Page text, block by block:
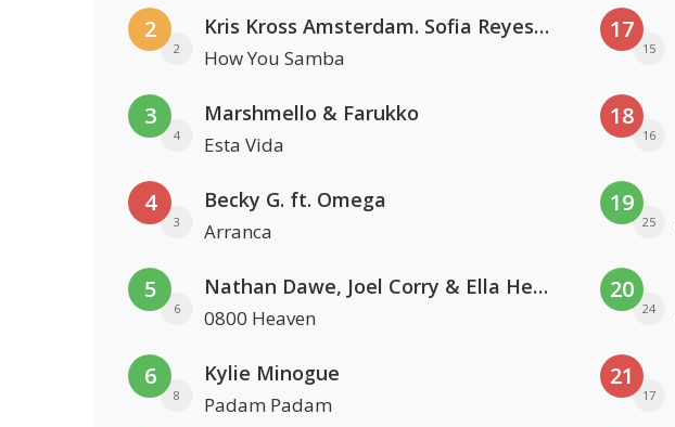
2
2
Kris Kross Amsterdam. Sofia Reyes & Tinie Tempah
How You Samba
3
4
Marshmello & Farukko
Esta Vida
4
3
Becky G. ft. Omega
Arranca
5
6
Nathan Dawe, Joel Corry & Ella Henderson
0800 Heaven
6
8
Kylie Minogue
Padam Padam
17
15
18
16
19
25
20
24
21
17